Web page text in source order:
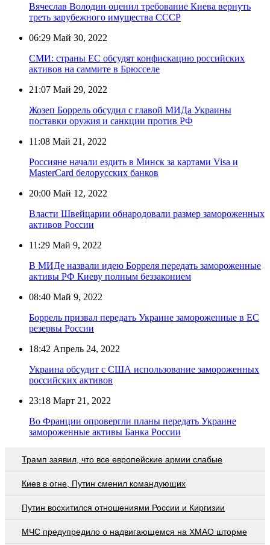
Вячеслав Володин оценил требование Киева вернуть
треть зарубежного имущества СССР
06:29 Май 30, 2022
СМИ: страны ЕС обсудят конфискацию российских
активов на саммите в Брюсселе
21:07 Май 29, 2022
Жозеп Боррель обсудил с главой МИДа Украины
поставки оружия и санкции против РФ
11:08 Май 21, 2022
Россияне начали ездить в Минск за картами Visa и
MasterCard белорусских банков
20:00 Май 12, 2022
Власти Швейцарии обнародовали размер замороженных
активов России
11:29 Май 9, 2022
В МИДе назвали идею Борреля передать замороженные
активы РФ Киеву полным беззаконием
08:40 Май 9, 2022
Боррель призвал передать Украине замороженные в ЕС
резервы России
18:42 Апрель 24, 2022
Украина обсудит с США использование замороженных
российских активов
23:18 Март 21, 2022
Во Франции опровергли планы передать Украине
замороженные активы Банка России
Трамп заявил, что все европейские армии слабые
Киев в огне, Путин сменил командующих
Путин восхитился отношениями России и Киргизии
МЧС предупредило о надвигающемся на ХМАО шторме